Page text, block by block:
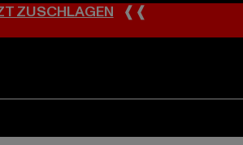
ZUSCHLAGEN❰❰